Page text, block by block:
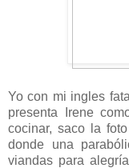
Yo con mi ingles
presenta Irene
cocinar, saco la
donde una
viandas para